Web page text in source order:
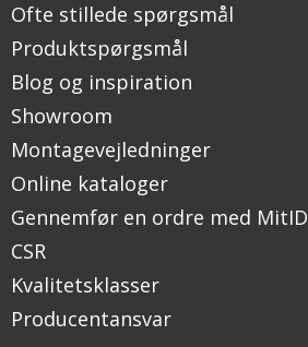
Ofte stillede spørgsmål
Produktspørgsmål
Blog og inspiration
Showroom
Montagevejledninger
Online kataloger
Gennemfør en ordre med MitID
CSR
Kvalitetsklasser
Producentansvar